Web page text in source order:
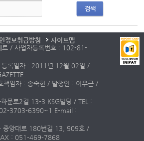
검색
정보취급방침
사이트맵
트 / 사업자등록번호 : 102-81-
록일자 : 2011년 12월 02일 /
책임자 : 송숙현 / 발행인 : 이우근 /
문로2길 13-3 KSG빌딩 / TEL :
3703-6390~1 E-mail :
중앙대로 180번길 13, 909호 /
: 051-469-7868